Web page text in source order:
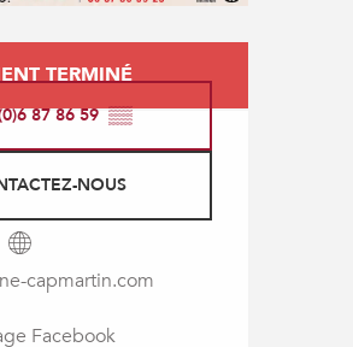
et
TERMINÉ
87 86 59▒▒
NOUS
capmartin.com
Facebook